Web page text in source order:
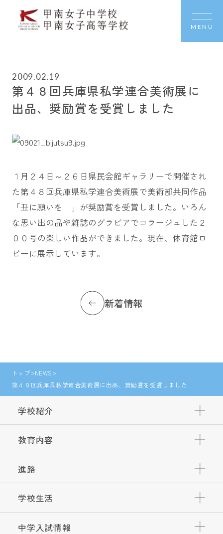
MENU
2009.02.19
第４８回兵庫県私学連合美術展に
出品、奨励賞を受賞しました
１月２４日～２６日県民会館ギャラリーで開催され
た第４８回兵庫県私学連合美術展で美術部共同作品
「丑に願いを 」が奨励賞を受賞しました。いろん
な思い出の品や雑誌のグラビアでコラージュした２
００号の楽しい作品ができました。現在、体育館ロ
ビーに展示しています。
新着情報
トップ NEWS
第４８回兵庫県私学連合美術展に出品、奨励賞を受賞しました
学校紹介
教育内容
進路
学校生活
中学入試情報